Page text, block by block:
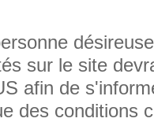
sur le site
afin de
des conditions